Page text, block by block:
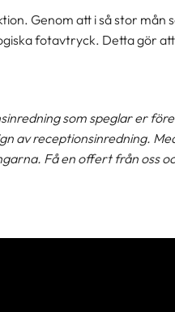
Genom att i så stor
fotavtryck. Detta gör
som speglar er
av receptionsinredning.
Få en offert från oss